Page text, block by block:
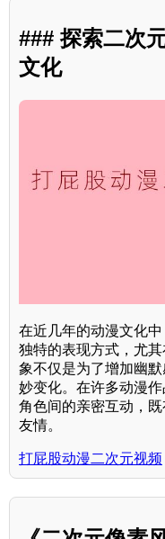
### 探索二次
文化
在近几年的动漫文化中
独特的表现方式，尤
象不仅是为了增加幽
妙变化。在许多动漫
角色间的亲密互动，
友情。
打屁股动漫二次元视频